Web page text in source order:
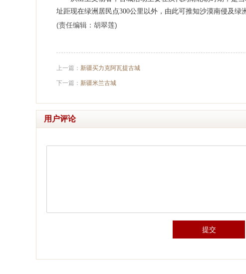
址距现在绿洲居民点300公里以外，由此可推知沙漠南侵及绿
(责任编辑：胡翠莲)
上一篇： 新疆买力克阿瓦提古城
下一篇： 新疆米兰古城
用户评论
提交